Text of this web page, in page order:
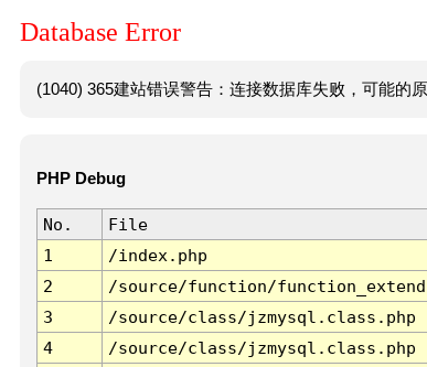
Database Error
(1040) 365建站错误警告：连接数据库失败，可能的
PHP Debug
No. File
1
/index.php
2
/source/function/
3
/source/class/jzmysql.class.php
4
/source/class/jzmysql.class.php